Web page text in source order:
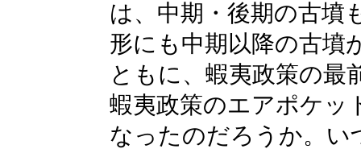
は、中期・後期の古墳
形にも中期以降の古墳
ともに、蝦夷政策の最
蝦夷政策のエアポケッ
なったのだろうか。い